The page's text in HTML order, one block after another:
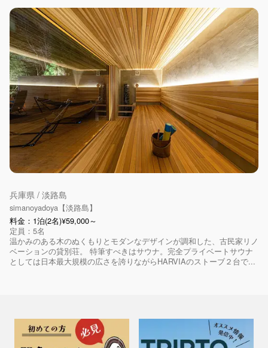
兵庫県 / 淡路島
simanoyadoya【淡路島】
料金：1泊(2名)¥59,000～
定員：5名
温かみのある木のぬくもりとモダンなデザインが調和した、古民家リノ
ベーションの貸別荘。 特筆すべきはサウナ。完全プライベートサウナ
としては日本最大規模の広さを誇りながらHARVIAのストーブ２台で...